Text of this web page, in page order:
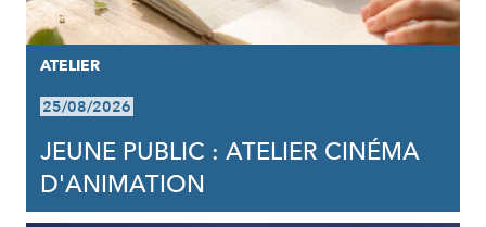
ATELIER
25/08/2026
JEUNE PUBLIC : ATELIER CINÉMA
D'ANIMATION